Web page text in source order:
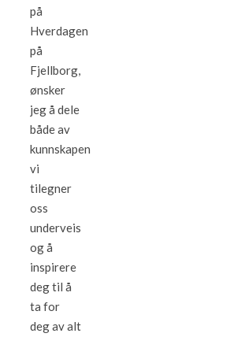
på
Hverdagen
på
Fjellborg,
ønsker
jeg å dele
både av
kunnskapen
vi
tilegner
oss
underveis
og å
inspirere
deg til å
ta for
deg av alt